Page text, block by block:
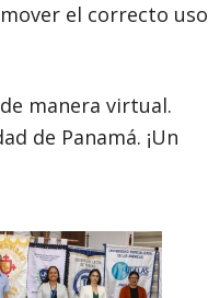
el correcto uso
manera virtual.
de Panamá. ¡Un